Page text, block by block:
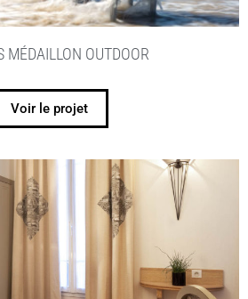
MÉDAILLON OUTDOOR
Voir le projet